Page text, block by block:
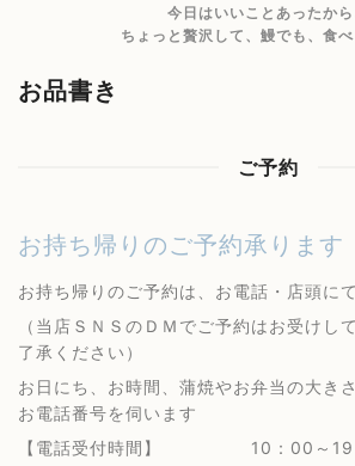
今日はいいことあったから
ちょっと贅沢して、鰻でも、食べ
お品書き
ご予約
お持ち帰りのご予約承ります
お持ち帰りのご予約は、お電話・店頭に
（当店ＳＮＳのＤＭでご予約はお受けし
了承ください）
お日にち、お時間、蒲焼やお弁当の大き
お電話番号を伺います
【電話受付時間】 10：00～19